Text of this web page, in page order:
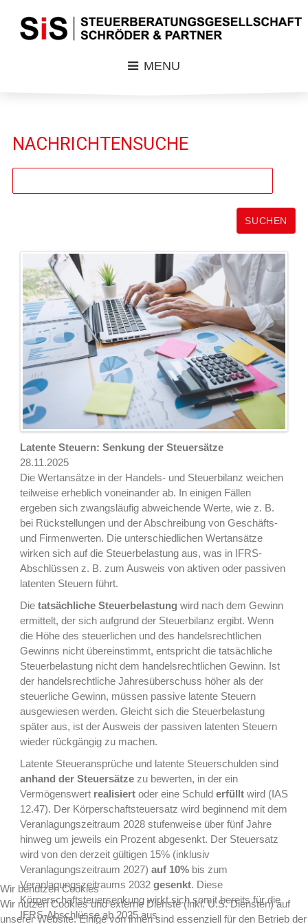
MENU
NACHRICHTENSUCHE
Latente Steuern: Senkung der Steuersätze
28.11.2025
Die Wertansätze in der Handels- und Steuerbilanz weichen
teilweise erheblich voneinander ab. In einigen Fällen
ergeben sich zwangsläufig abweichende Werte, wie z. B.
bei Rückstellungen und der Abschreibung von Geschäfts-
und Firmenwerten. Die unterschiedlichen Wertansätze
wirken sich auf die Steuerbelastung aus, was in IFRS-
Abschlüssen z. B. zum Ausweis von aktiven oder passiven
latenten Steuern führt.
Die tatsächliche Steuerbelastung wird nach dem Gewinn
ermittelt, der sich aufgrund der Steuerbilanz ergibt. Wenn
die Höhe des steuerlichen und des handelsrechtlichen
Gewinns nicht übereinstimmt, entspricht die tatsächliche
Steuerbelastung nicht dem handelsrechtlichen Gewinn. Ist
der handelsrechtliche Jahresüberschuss höher als der
steuerliche Gewinn, müssen passive latente Steuern
ausgewiesen werden. Gleicht sich die Steuerbelastung
später aus, ist der Ausweis der passiven latenten Steuern
wieder rückgängig zu machen.
Latente Steueransprüche und latente Steuerschulden sind
anhand der Steuersätzezu bewerten, in der ein
Vermögenswert realisiertoder eine Schuld erfülltwird (IAS
12.47). Der Körperschaftsteuersatz wird beginnend mit dem
Veranlagungszeitraum 2028 stufenweise über fünf Jahre
hinweg um jeweils ein Prozent abgesenkt. Der Steuersatz
wird von den derzeit gültigen 15% (inklusiv
Veranlagungszeitraum 2027) auf 10%bis zum
Veranlagungszeitraums 2032 gesenkt. Diese
Körperschaftsteuersenkung wirkt sich somit bereits für die
IFRS-Abschlüsse ab 2025 aus.
Wir benutzen Cookies
Wir nutzen Cookies und externe Dienste (inkl. U.S. Diensten) auf
unserer Website. Einige von ihnen sind essenziell für den Betrieb der